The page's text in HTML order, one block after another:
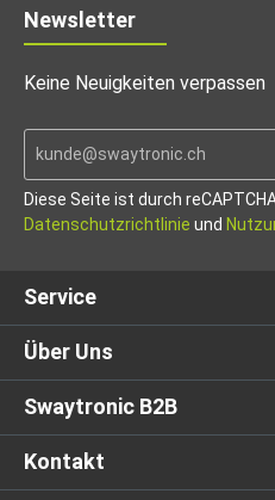
Newsletter
Keine Neuigkeiten verpassen
Diese Seite ist durch
Datenschutzrichtlinie und
Service
Über Uns
Swaytronic B2B
Kontakt